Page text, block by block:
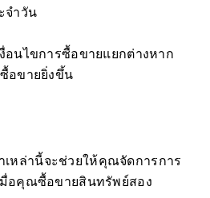
จำวัน
อนไขการซื้อขายแยกต่างหาก
อขายยิ่งขึ้น
หล่านี้จะช่วยให้คุณจัดการการ
อคุณซื้อขายสินทรัพย์สอง